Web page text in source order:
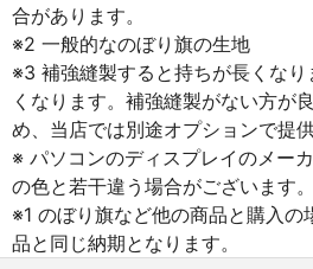
合があります。
※2 一般的なのぼり旗の生地
※3 補強縫製すると持ちが長くな
くなります。補強縫製がない方が
め、当店では別途オプションで提
※ パソコンのディスプレイのメー
の色と若干違う場合がございます。
※1 のぼり旗など他の商品と購入の
品と同じ納期となります。